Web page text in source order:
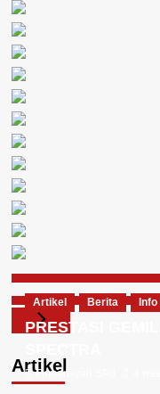
Artikel
Artikel Berita
PRESTASI
Firmansyah SPd